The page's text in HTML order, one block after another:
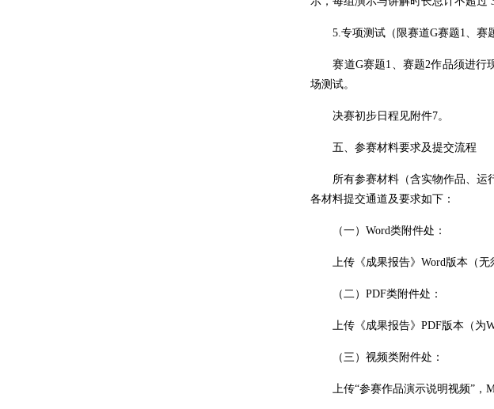
5.专项测试（限赛道G赛题1、赛题
赛道G赛题1、赛题2作品须进行现
场测试。
决赛初步日程见附件7。
五、参赛材料要求及提交流程
所有参赛材料（含实物作品、运行
各材料提交通道及要求如下：
（一）Word类附件处：
上传《成果报告》Word版本（无
（二）PDF类附件处：
上传《成果报告》PDF版本（为
（三）视频类附件处：
上传“参赛作品演示说明视频”，